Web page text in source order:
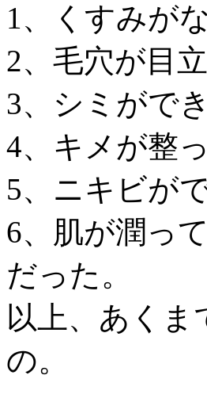
1、くすみが
2、毛穴が目
3、シミがで
4、キメが整
5、ニキビが
6、肌が潤っ
だった。
以上、あくま
の。